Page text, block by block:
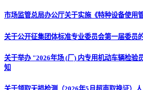
市场监管总局办公厅关于实施《特种设备使用
关于公开征集团体标准专业委员会第一届委员
关于举办 "2026年场 (厂) 内专用机动车辆检验
知